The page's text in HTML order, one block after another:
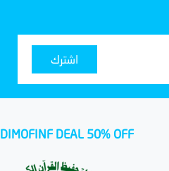
اشترك
DIMOFINF DEAL 50% OFF